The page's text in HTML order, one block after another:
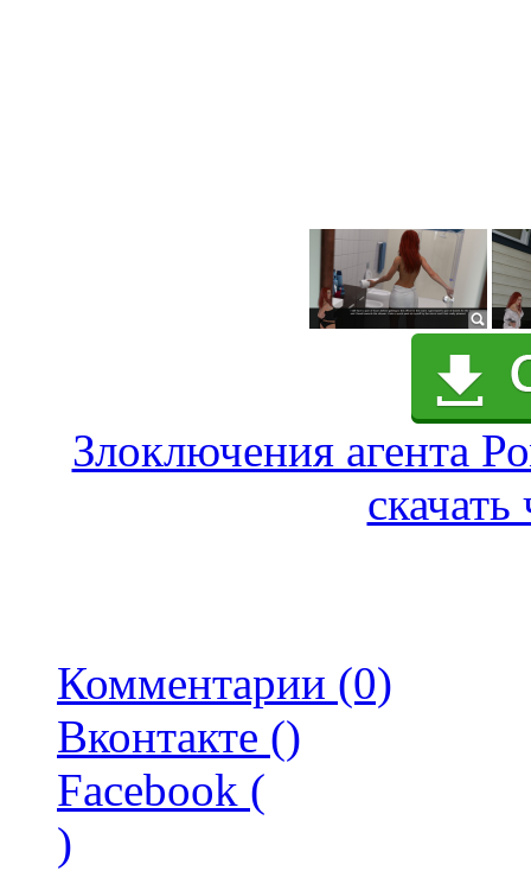
Злоключения агента
скачать
Комментарии (0)
Вконтакте ()
Facebook (
)